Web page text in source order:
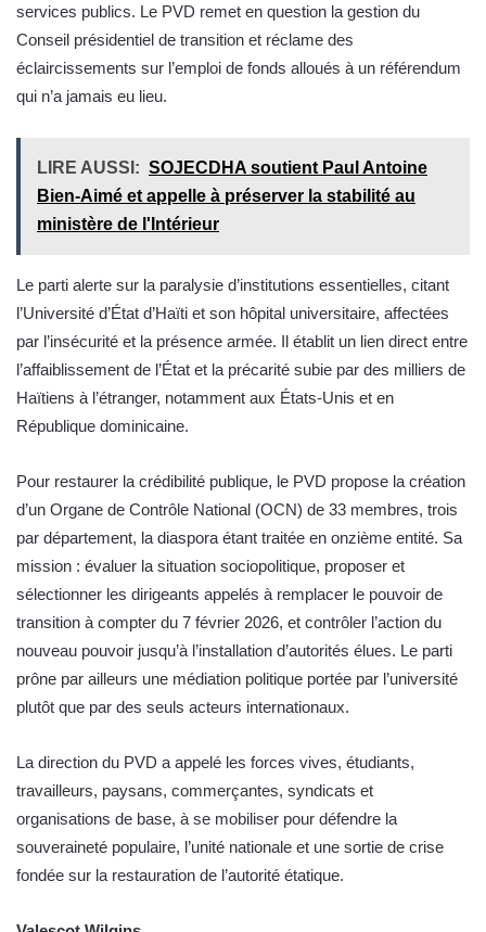
services publics. Le PVD remet en question la gestion du
Conseil présidentiel de transition et réclame des
éclaircissements sur l’emploi de fonds alloués à un référendum
qui n’a jamais eu lieu.
LIRE AUSSI: SOJECDHA soutient Paul Antoine
Bien-Aimé et appelle à préserver la stabilité au
ministère de l'Intérieur
Le parti alerte sur la paralysie d’institutions essentielles, citant
l’Université d’État d’Haïti et son hôpital universitaire, affectées
par l’insécurité et la présence armée. Il établit un lien direct entre
l’affaiblissement de l’État et la précarité subie par des milliers de
Haïtiens à l’étranger, notamment aux États-Unis et en
République dominicaine.
Pour restaurer la crédibilité publique, le PVD propose la création
d’un Organe de Contrôle National (OCN) de 33 membres, trois
par département, la diaspora étant traitée en onzième entité. Sa
mission : évaluer la situation sociopolitique, proposer et
sélectionner les dirigeants appelés à remplacer le pouvoir de
transition à compter du 7 février 2026, et contrôler l’action du
nouveau pouvoir jusqu’à l’installation d’autorités élues. Le parti
prône par ailleurs une médiation politique portée par l’université
plutôt que par des seuls acteurs internationaux.
La direction du PVD a appelé les forces vives, étudiants,
travailleurs, paysans, commerçantes, syndicats et
organisations de base, à se mobiliser pour défendre la
souveraineté populaire, l’unité nationale et une sortie de crise
fondée sur la restauration de l’autorité étatique.